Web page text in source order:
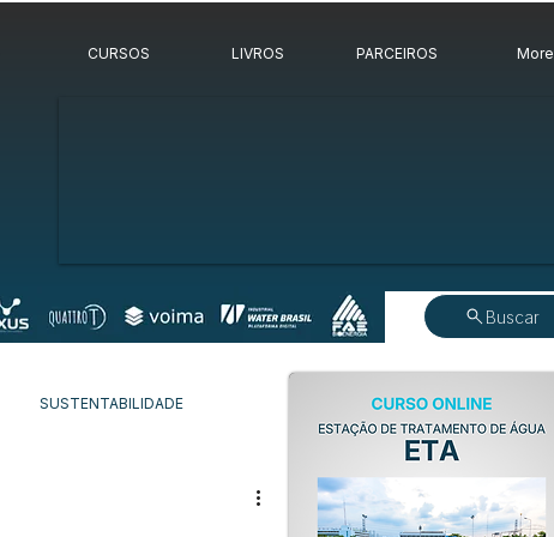
CURSOS LIVROS PARCEIROS More
Buscar
SUSTENTABILIDADE